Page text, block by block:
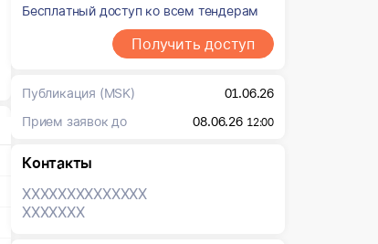
Бесплатный доступ ко всем тендерам
Получить доступ
Публикация (MSK)
01.06.26
Прием заявок до
08.06.26 12:00
Контакты
XXXXXXXXXXXXXX
XXXXXXX